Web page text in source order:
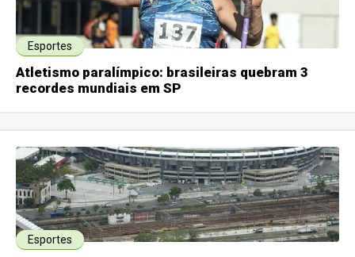
Esportes
Atletismo paralímpico: brasileiras quebram 3
recordes mundiais em SP
Esportes